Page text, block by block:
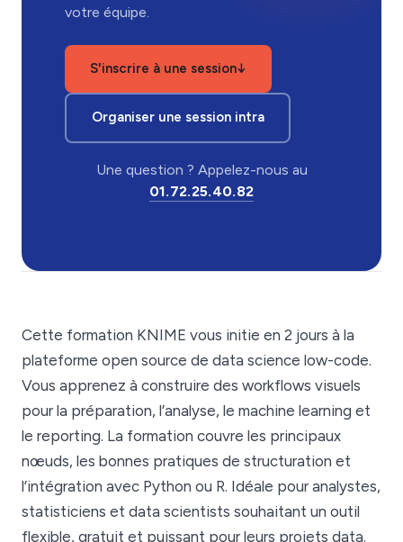
votre équipe.
S'inscrire à une session↓
Organiser une session intra
Une question ? Appelez-nous au
01.72.25.40.82
Cette formation KNIME vous initie en 2 jours à la
plateforme open source de data science low-code.
Vous apprenez à construire des workflows visuels
pour la préparation, l’analyse, le machine learning et
le reporting. La formation couvre les principaux
nœuds, les bonnes pratiques de structuration et
l’intégration avec Python ou R. Idéale pour analystes,
statisticiens et data scientists souhaitant un outil
flexible, gratuit et puissant pour leurs projets data.